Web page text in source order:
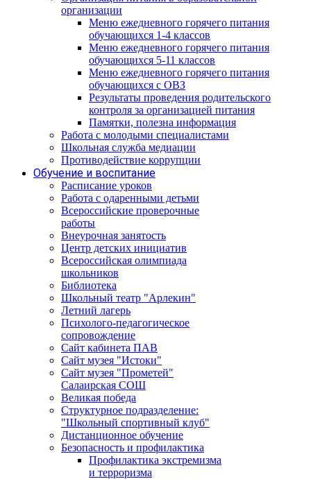
организации
Меню ежедневного горячего питания
обучающихся 1-4 классов
Меню ежедневного горячего питания
обучающихся 5-11 классов
Меню ежедневного горячего питания
обучающихся с ОВЗ
Результаты проведения родительского
контроля за организацией питания
Памятки, полезна информация
Работа с молодыми специалистами
Школьная служба медиации
Противодействие коррупции
Обучение и воспитание
Расписание уроков
Работа с одаренными детьми
Всероссийские проверочные
работы
Внеурочная занятость
Центр детских инициатив
Всероссийская олимпиада
школьников
Библиотека
Школьный театр "Арлекин"
Летний лагерь
Психолого-педагогическое
сопровождение
Сайт кабинета ПАВ
Сайт музея "Истоки"
Сайт музея "Прометей"
Салаирская СОШ
Великая победа
Структурное подразделение:
"Школьный спортивный клуб"
Дистанционное обучение
Безопасность и профилактика
Профилактика экстремизма
и терроризма